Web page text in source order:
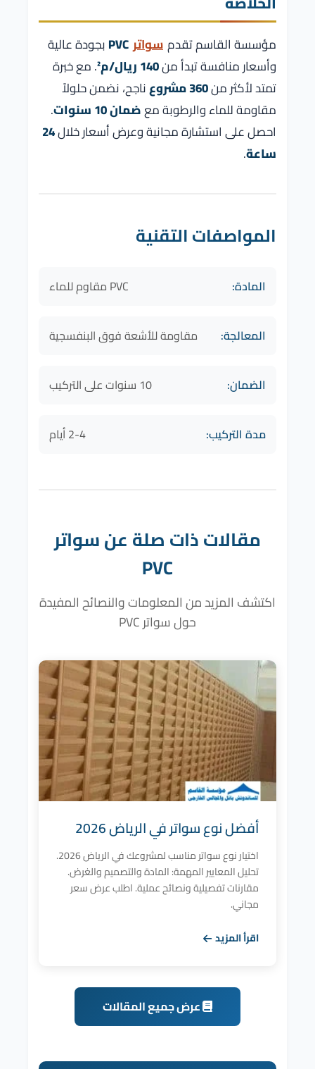
مؤسسة القاسم تقدمسواتر
بجودة عالية
وأسعار منافسة تبدأ من140 ريال/م²
. مع خبرة
تمتد لأكثر من360 مشروع
ناجح، نضمن حلولاً
مقاومة للماء والرطوبة معضمان 10 سنوات
.
احصل على استشارة مجانية وعرض أسعار خلال24
ساعة.
المواصفات التقنية
المادة: PVC مقاوم للماء
المعالجة: مقاومة للأشعة فوق البنفسجية
الضمان: 10 سنوات على التركيب
مدة التركيب: 2-4 أيام
مقالات ذات صلة عن سواتر
PVC
اكتشف المزيد من المعلومات والنصائح المفيدة
حول سواتر PVC
أفضل نوع سواتر في الرياض 2026
اختيار نوع سواتر مناسب لمشروعك في الرياض 2026.
تحليل المعايير المهمة: المادة والتصميم والغرض.
مقارنات تفصيلية ونصائح عملية. اطلب عرض سعر
مجاني.
اقرأ المزيد
عرض جميع المقالات